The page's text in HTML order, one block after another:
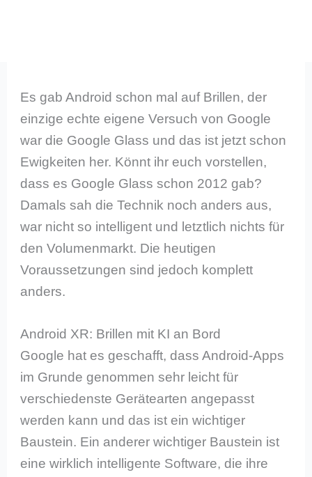
Es gab Android schon mal auf Brillen, der
einzige echte eigene Versuch von Google
war die Google Glass und das ist jetzt schon
Ewigkeiten her. Könnt ihr euch vorstellen,
dass es Google Glass schon 2012 gab?
Damals sah die Technik noch anders aus,
war nicht so intelligent und letztlich nichts für
den Volumenmarkt. Die heutigen
Voraussetzungen sind jedoch komplett
anders.
Android XR: Brillen mit KI an Bord
Google hat es geschafft, dass Android-Apps
im Grunde genommen sehr leicht für
verschiedenste Gerätearten angepasst
werden kann und das ist ein wichtiger
Baustein. Ein anderer wichtiger Baustein ist
eine wirklich intelligente Software, die ihre